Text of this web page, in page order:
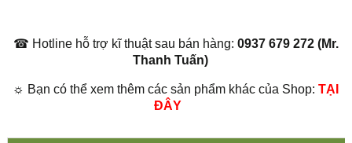
☎ Hotline hỗ trợ kĩ thuật sau bán hàng: 0937 679 272 (Mr.
Thanh Tuấn)
☼ Bạn có thể xem thêm các sản phẩm khác của Shop:TẠI
ĐÂY